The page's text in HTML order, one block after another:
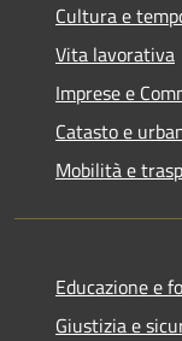
Cultura e
Vita lavorativa
Imprese e
Catasto e
Mobilità e
Educazione e
Giustizia e